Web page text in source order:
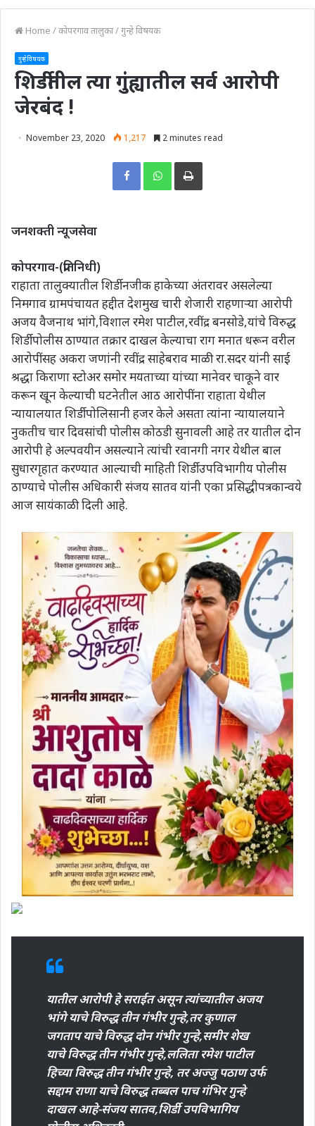
Home /कोपरगाव तालुका/गुन्हे विषयक
गुन्हे विषयक
शिर्डीतील त्या गुंह्यातील सर्व आरोपी
जेरबंद !
November 23, 2020 1,217 2 minutes read
Print
जनशक्ती न्यूजसेवा
कोपरगाव-(प्रतिनिधी)
राहाता तालुक्यातील शिर्डी नजीक हाकेच्या अंतरावर असलेल्या
निमगाव ग्रामपंचायत हद्दीत देशमुख चारी शेजारी राहणाऱ्या आरोपी
अजय वैजनाथ भांगे,विशाल रमेश पाटील,रवींद्र बनसोडे,यांचे विरुद्ध
शिर्डी पोलीस ठाण्यात तक्रार दाखल केल्याचा राग मनात धरून वरील
आरोपींसह अकरा जणांनी रवींद्र साहेबराव माळी रा.सदर यांनी साई
श्रद्धा किराणा स्टोअर समोर मयताच्या यांच्या मानेवर चाकूने वार
करून खून केल्याची घटनेतील आठ आरोपींना राहाता येथील
न्यायालयात शिर्डी पोलिसानी हजर केले असता त्यांना न्यायालयाने
नुकतीच चार दिवसांची पोलीस कोठडी सुनावली आहे तर यातील दोन
आरोपी हे अल्पवयीन असल्याने त्यांची रवानगी नगर येथील बाल
सुधारगृहात करण्यात आल्याची माहिती शिर्डी उपविभागीय पोलीस
ठाण्याचे पोलीस अधिकारी संजय सातव यांनी एका प्रसिद्धीपत्रकान्वये
आज सायंकाळी दिली आहे.
यातील आरोपी हे सराईत असून त्यांच्यातील अजय
भांगे याचे विरुद्ध तीन गंभीर गुन्हे,तर कुणाल
जगताप याचे विरुद्ध दोन गंभीर गुन्हे,समीर शेख
याचे विरुद्ध तीन गंभीर गुन्हे,ललिता रमेश पाटील
हिच्या विरुद्ध तीन गंभीर गुन्हे, तर अज्जु पठाण उर्फ
सद्दाम राणा याचे विरुद्ध तब्बल पाच गंभिर गुन्हे
दाखल आहे-संजय सातव,शिर्डी उपविभागिय